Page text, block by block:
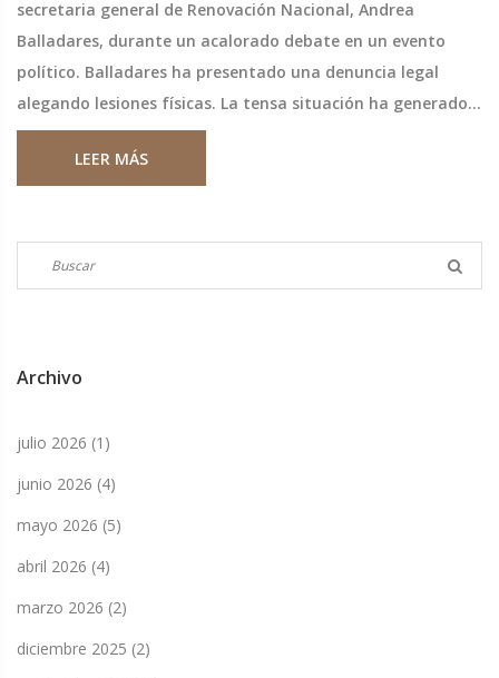
secretaria general de Renovación Nacional, Andrea
Balladares, durante un acalorado debate en un evento
político. Balladares ha presentado una denuncia legal
alegando lesiones físicas. La tensa situación ha generado
condenas políticas y está bajo investigación de las
autoridades locales.
LEER MÁS
Archivo
julio 2026 (1)
junio 2026 (4)
mayo 2026 (5)
abril 2026 (4)
marzo 2026 (2)
diciembre 2025 (2)